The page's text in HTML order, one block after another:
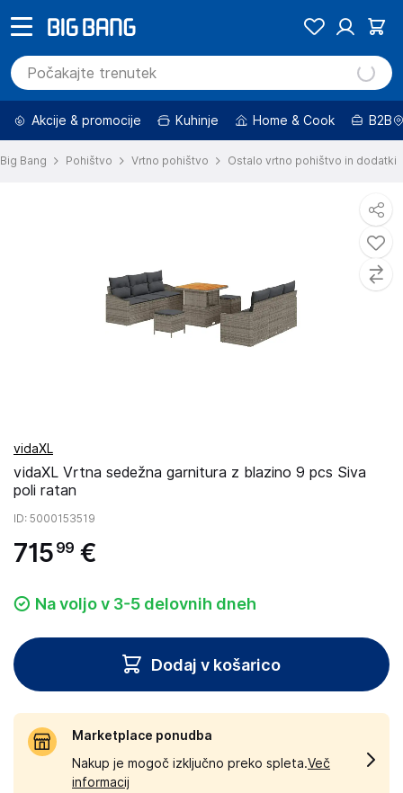
Akcije & promocije Kuhinje Home & Cook B2B
Big Bang Pohištvo Vrtno pohištvo Ostalo vrtno pohištvo in dodatki
vidaXL
vidaXL Vrtna sedežna garnitura z blazino 9 pcs Siva
poli ratan
ID: 5000153519
715 99 €
Na voljo v 3-5 delovnih dneh
Dodaj v košarico
Marketplace ponudba
Nakup je mogoč izključno preko spleta.Več
informacij